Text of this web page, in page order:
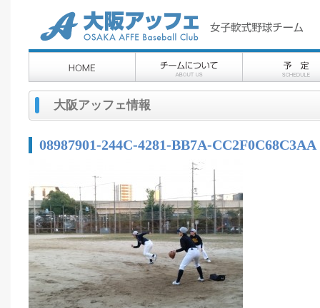
大阪アッフェ情報
08987901-244C-4281-BB7A-CC2F0C68C3AA